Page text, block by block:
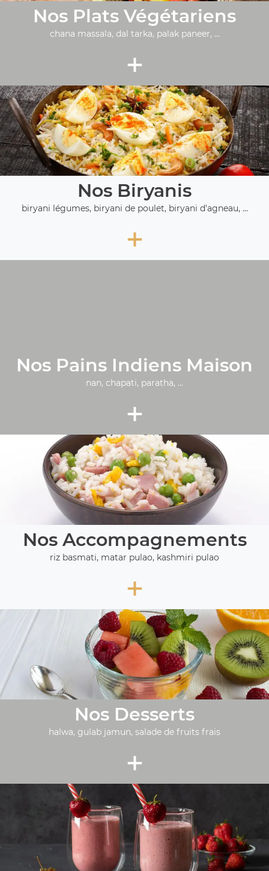
Nos Plats Végétariens
chana massala, dal tarka, palak paneer, ...
+
Nos Biryanis
biryani légumes, biryani de poulet, biryani d'agneau, ...
+
Nos Pains Indiens Maison
nan, chapati, paratha, ...
+
Nos Accompagnements
riz basmati, matar pulao, kashmiri pulao
+
Nos Desserts
halwa, gulab jamun, salade de fruits frais
+